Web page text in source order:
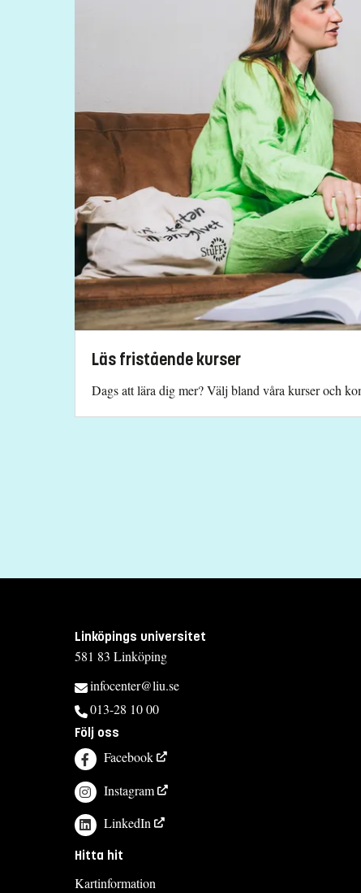
Åsa Carmesten, studievägledare
013-28 25 73
Läs fristående kurser
Dags att lära dig mer? Välj bland våra kurser och
Linköpings universitet
581 83 Linköping
infocenter@liu.se
013-28 10 00
Följ oss
Facebook
Instagram
LinkedIn
Hitta hit
Kartinformation